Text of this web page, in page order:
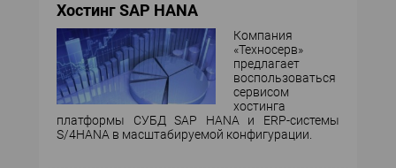
Хостинг SAP HANA
Компания
«Техносерв»
предлагает
воспользоваться
сервисом
хостинга
платформы СУБД SAP HANA и ERP-системы
S/4HANA в масштабируемой конфигурации.